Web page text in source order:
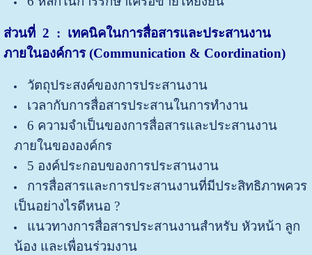
ส่วนที่ 2 : เทคนิคในการสื่อสารและประสานงาน
ภายในองค์การ (Communication & Coordination)
วัตถุประสงค์ของการประสานงาน
เวลากับการสื่อสารประสานในการทำงาน
6 ความจำเป็นของการสื่อสารและประสานงาน
ภายในขององค์กร
5 องค์ประกอบของการประสานงาน
การสื่อสารและการประสานงานที่มีประสิทธิภาพควร
เป็นอย่างไรดีหนอ ?
แนวทางการสื่อสารประสานงานสำหรับ หัวหน้า ลูก
น้อง และเพื่อนร่วมงาน